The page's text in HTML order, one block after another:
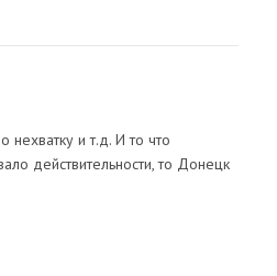
и т.д. И то что
действительности, то Донецк